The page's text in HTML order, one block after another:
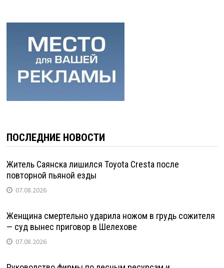
ПОСЛЕДНИЕ НОВОСТИ
Житель Саянска лишился Toyota Cresta после
повторной пьяной езды
07.08.2026
Женщина смертельно ударила ножом в грудь сожителя
— суд вынес приговор в Шелехове
07.08.2026